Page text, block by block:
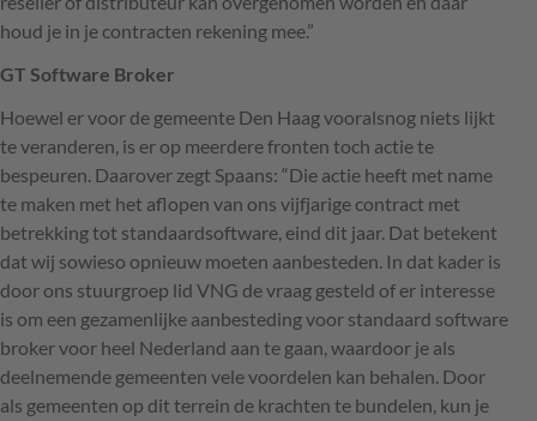
houd je in je contracten rekening mee.”
GT Software Broker
Hoewel er voor de gemeente Den Haag vooralsnog niets lijkt
te veranderen, is er op meerdere fronten toch actie te
bespeuren. Daarover zegt Spaans: “Die actie heeft met name
te maken met het aflopen van ons vijfjarige contract met
betrekking tot standaardsoftware, eind dit jaar. Dat betekent
dat wij sowieso opnieuw moeten aanbesteden. In dat kader is
door ons stuurgroep lid VNG de vraag gesteld of er interesse
is om een gezamenlijke aanbesteding voor standaard software
broker voor heel Nederland aan te gaan, waardoor je als
deelnemende gemeenten vele voordelen kan behalen. Door
als gemeenten op dit terrein de krachten te bundelen, kun je